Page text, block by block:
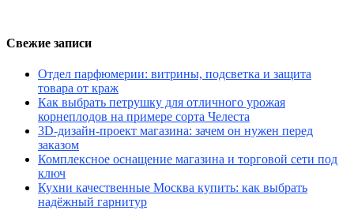
Свежие записи
Отдел парфюмерии: витрины, подсветка и защита
товара от краж
Как выбрать петрушку для отличного урожая
корнеплодов на примере сорта Челеста
3D-дизайн-проект магазина: зачем он нужен перед
заказом
Комплексное оснащение магазина и торговой сети под
ключ
Кухни качественные Москва купить: как выбрать
надёжный гарнитур